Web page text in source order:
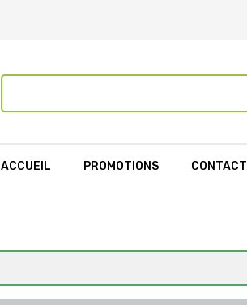
ACCUEIL PROMOTIONS CONTACT